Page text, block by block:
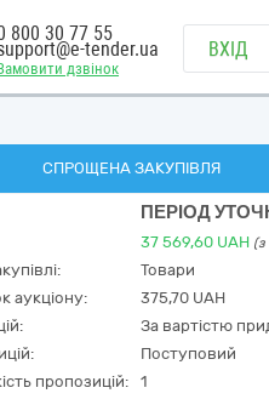
дзвінок
800 30 77 55
tender.ua ВХІД
СПРОЩЕНА ЗАКУПІВЛЯ
ПЕРІОД
37 569,60 UAH
Товари
аукціону:
375,70 UAH
За вартістю
Поступовий
пропозицій:
1